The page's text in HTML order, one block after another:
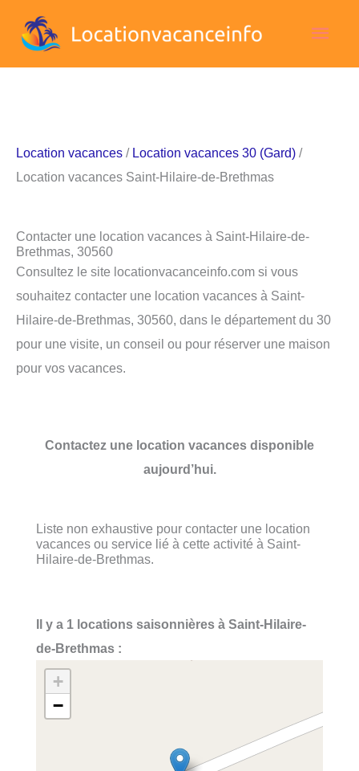
Location vacances / Location vacances 30 (Gard) /
Location vacances Saint-Hilaire-de-Brethmas
Contacter une location vacances à Saint-Hilaire-de-
Brethmas, 30560
Consultez le site locationvacanceinfo.com si vous
souhaitez contacter une location vacances à Saint-
Hilaire-de-Brethmas, 30560, dans le département du 30
pour une visite, un conseil ou pour réserver une maison
pour vos vacances.
Contactez une location vacances disponible
aujourd’hui.
Liste non exhaustive pour contacter une location
vacances ou service lié à cette activité à Saint-
Hilaire-de-Brethmas.
Il y a 1 locations saisonnières à Saint-Hilaire-
de-Brethmas :
+
−